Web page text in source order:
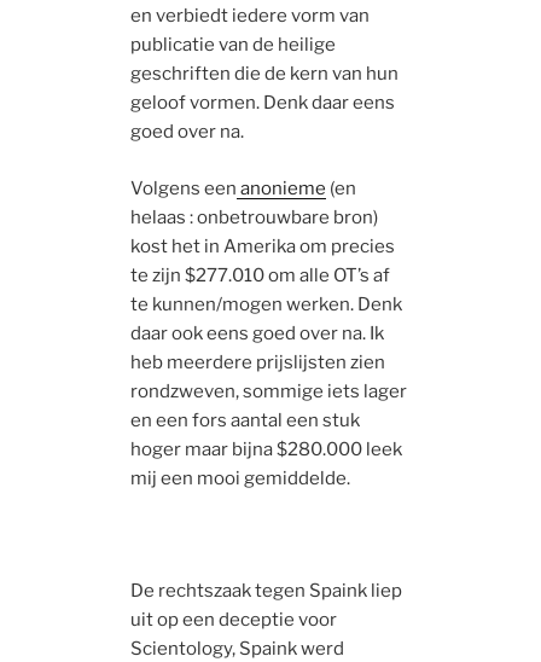
en verbiedt iedere vorm van
publicatie van de heilige
geschriften die de kern van hun
geloof vormen. Denk daar eens
goed over na.
Volgens een anonieme (en
helaas : onbetrouwbare bron)
kost het in Amerika om precies
te zijn $277.010 om alle OT’s af
te kunnen/mogen werken. Denk
daar ook eens goed over na. Ik
heb meerdere prijslijsten zien
rondzweven, sommige iets lager
en een fors aantal een stuk
hoger maar bijna $280.000 leek
mij een mooi gemiddelde.
De rechtszaak tegen Spaink liep
uit op een deceptie voor
Scientology, Spaink werd